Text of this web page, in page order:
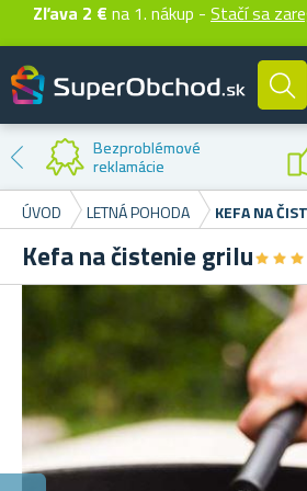
Zľava 2 € na 1. nákup - Stačí sa
ÚVOD LETNÁ POHODA KEFA NA
Kefa na čistenie grilu★★★
★★★